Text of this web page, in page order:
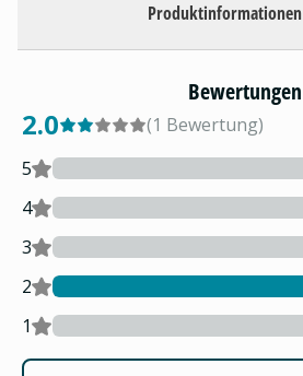
Produktinformationen
Bewertungen
2.0 (1 Bewertung)
5
4
3
2
1